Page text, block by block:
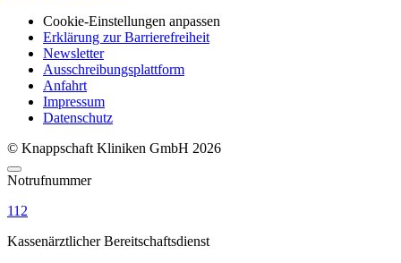
Cookie-Einstellungen anpassen
Erklärung zur Barrierefreiheit
Newsletter
Ausschreibungsplattform
Anfahrt
Impressum
Datenschutz
© Knappschaft Kliniken GmbH 2026
Notrufnummer
112
Kassenärztlicher Bereitschaftsdienst